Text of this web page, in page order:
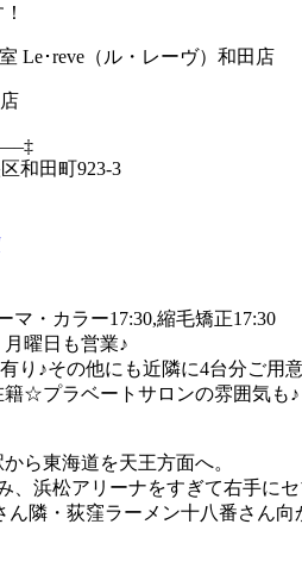
和田町923-3
マ・カラー17:30,縮毛矯正17:30
曜日も営業♪
り♪その他にも近隣に4台分ご用
☆プラベートサロンの雰囲気も♪
ら東海道を天王方面へ。
、浜松アリーナをすぎて右手に
ん隣・荻窪ラーメン十八番さん